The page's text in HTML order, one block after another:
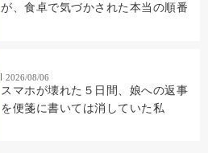
が、食卓で気づかされた本当の順番
2026/08/06
スマホが壊れた５日間、娘への返事
を便箋に書いては消していた私